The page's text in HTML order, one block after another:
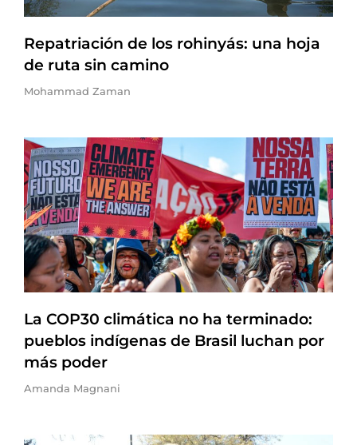
Repatriación de los rohinyás: una hoja
de ruta sin camino
Mohammad Zaman
La COP30 climática no ha terminado:
pueblos indígenas de Brasil luchan por
más poder
Amanda Magnani